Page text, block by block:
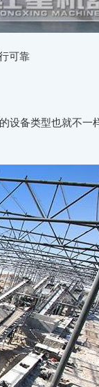
可靠
设备类型也就不一